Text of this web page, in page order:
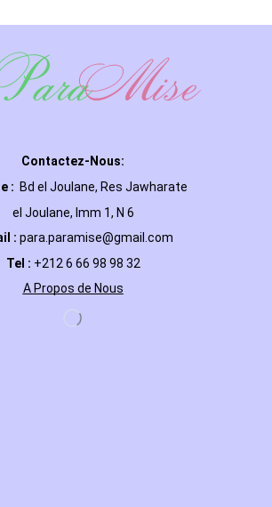
Contactez-Nous:
: Bd el Joulane, Res Jawharate
el Joulane, Imm 1, N 6
: para.paramise@gmail.com
Tel : +212 6 66 98 98 32
A Propos de Nous